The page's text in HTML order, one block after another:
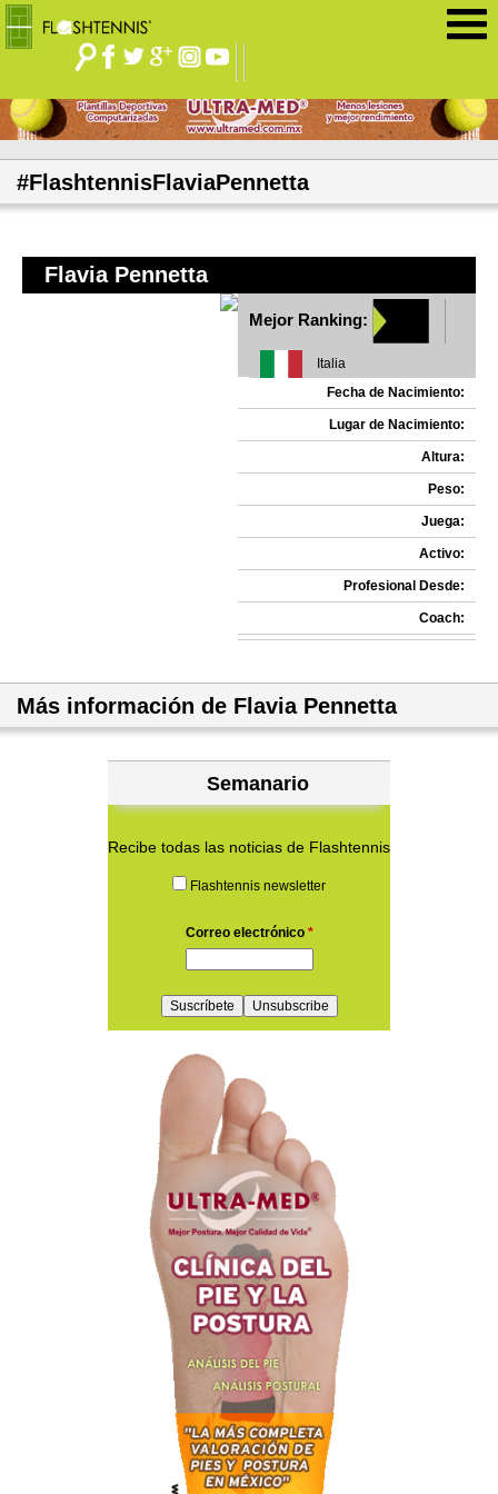
#FlashtennisFlaviaPennetta
Flavia Pennetta
Mejor Ranking:
Italia
Fecha de Nacimiento:
Lugar de Nacimiento:
Altura:
Peso:
Juega:
Activo:
Profesional Desde:
Coach:
Más información de Flavia Pennetta
Semanario
Recibe todas las noticias de Flashtennis
Flashtennis newsletter
Correo electrónico *